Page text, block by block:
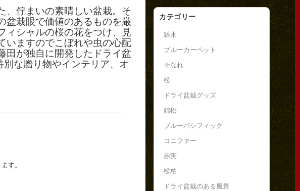
、佇まいの素晴しい盆栽。そ
盆栽眼で価値のあるものを厳
ィシャルの桜の花をつけ、見
いますのでこぼれや虫の心配
田が独自に開発したドライ盆
な贈り物やインテリア、オ
す。
カテゴリー
雑木
ブルーカーペット
そなれ
松
ドライ盆栽グッズ
錦松
ブルーパシフィック
コニファー
赤実
松柏
ドライ盆栽のある風景